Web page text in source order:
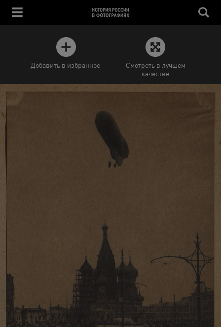
Добавить в избранное
Смотреть в лучшем
качестве